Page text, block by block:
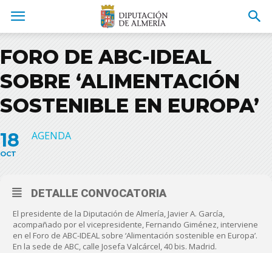
FORO DE ABC-IDEAL
SOBRE ‘ALIMENTACIÓN
SOSTENIBLE EN EUROPA’
18
OCT
AGENDA
DETALLE CONVOCATORIA
El presidente de la Diputación de Almería, Javier A. García,
acompañado por el vicepresidente, Fernando Giménez, interviene
en el Foro de ABC-IDEAL sobre ‘Alimentación sostenible en Europa’.
En la sede de ABC, calle Josefa Valcárcel, 40 bis. Madrid.